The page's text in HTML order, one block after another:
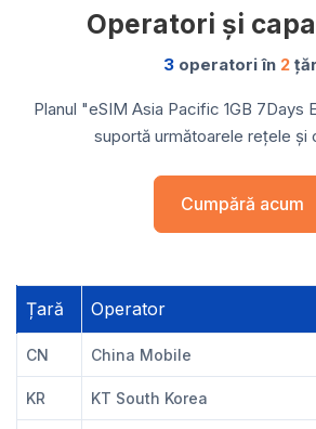
Operatori și
3operatori în 2
Planul "eSIM Asia Pacific 1GB
suportă următoarele rețele și
Cumpără acum
Țară Operator
CN China Mobile
KR KT South Korea